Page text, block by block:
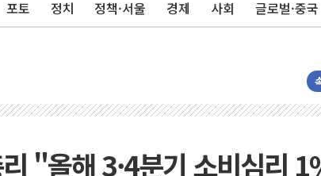
포토 정치 정책·서울 경제 사회 글로벌·중국
"올해 3·4분기 소비심리